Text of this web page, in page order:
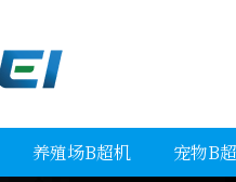
养殖场B超机 宠物B